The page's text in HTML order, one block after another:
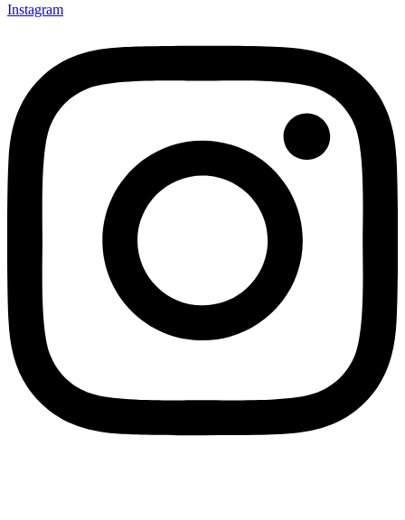
Instagram